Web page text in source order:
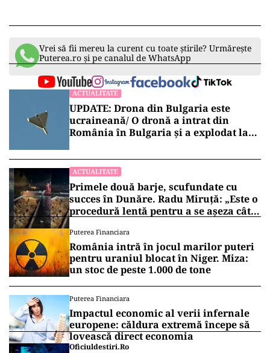
Vrei să fii mereu la curent cu toate știrile? Urmărește
Puterea.ro și pe canalul de WhatsApp
ACTUALITATE
UPDATE: Drona din Bulgaria este
ucraineană/ O dronă a intrat din
România în Bulgaria şi a explodat la
ACTUALITATE
Primele două barje, scufundate cu
succes în Dunăre. Radu Miruță: „Este o
procedură lentă pentru a se așeza cât
Puterea Financiara
România intră în jocul marilor puteri
pentru uraniul blocat în Niger. Miza:
un stoc de peste 1.000 de tone
Puterea Financiara
Impactul economic al verii infernale
europene: căldura extremă începe să
lovească direct economia
Oficiuldestiri.ro